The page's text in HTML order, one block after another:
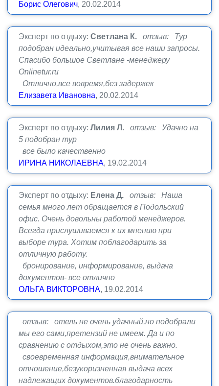
Борис Олегович, 20.02.2014
Эксперт по отдыху: Светлана К.
отзыв: Тур
подобран идеально,учитывая все наши запросы.
Спасибо большое Светлане -менеджеру
Onlinetur.ru
Отлично,все вовремя,без задержек
Елизавета Ивановна, 20.02.2014
Эксперт по отдыху: Лилия Л.
отзыв: Удачно на
5 подобран тур
все было качественно
ИРИНА НИКОЛАЕВНА, 19.02.2014
Эксперт по отдыху: Елена Д.
отзыв: Наша
семья много лет обращается в Подольский
офис. Очень довольны работой менеджеров.
Всегда прислушиваемся к их мнению при
выборе тура. Хотим поблагодарить за
отличную работу.
бронирование, информирование, выдача
документов- все отлично
ОЛЬГА ВИКТОРОВНА, 19.02.2014
отзыв: отель не очень удачный,но подобрали
мы его сами,претензий не имеем. Да и по
сравнению с отдыхом,это не очень важно.
своевременная информация,внимательное
отношение,безукоризненная выдача всех
надлежащих документов.благодарность